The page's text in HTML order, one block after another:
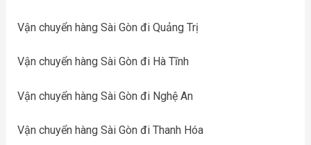
Vận chuyển hàng Sài Gòn đi Quảng Trị
Vận chuyển hàng Sài Gòn đi Hà Tĩnh
Vận chuyển hàng Sài Gòn đi Nghệ An
Vận chuyển hàng Sài Gòn đi Thanh Hóa